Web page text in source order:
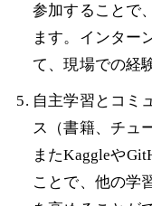
参加することで
ます。インター
て、現場での経
自主学習とコミ
ス（書籍、チュ
またKaggleや
ことで、他の学